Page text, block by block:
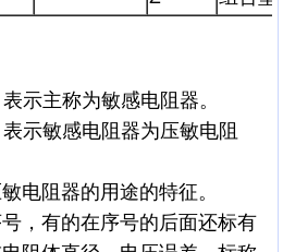
示主称为敏感电阻器。
示敏感电阻器为压敏电阻
电阻器的用途的特征。
，有的在序号的后面还标有